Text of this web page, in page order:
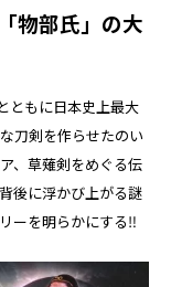
物部氏」の大
ともに日本史上最大
刀剣を作らせたのい
、草薙剣をめぐる伝
後に浮かび上がる謎
ーを明らかにする‼